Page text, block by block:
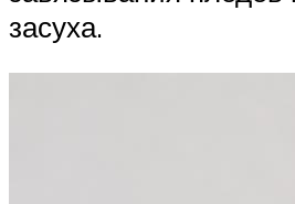
засуха.